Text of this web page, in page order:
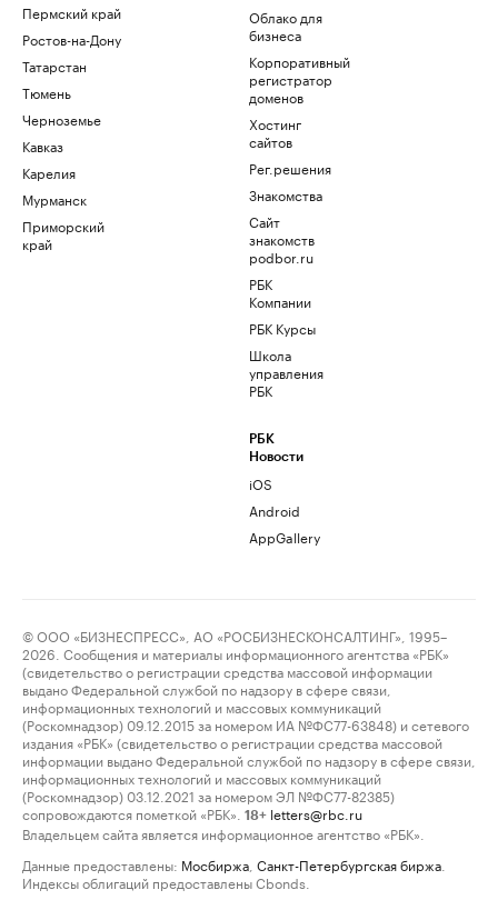
Пермский край
Ростов-на-Дону
Татарстан
Тюмень
Черноземье
Кавказ
Карелия
Мурманск
Приморский
край
Облако для
бизнеса
Корпоративный
регистратор
доменов
Хостинг
сайтов
Рег.решения
Знакомства
Сайт
знакомств
podbor.ru
РБК
Компании
РБК Курсы
Школа
управления
РБК
РБК
Новости
iOS
Android
AppGallery
© ООО «БИЗНЕСПРЕСС», АО «РОСБИЗНЕСКОНСАЛТИНГ», 1995–
2026. Сообщения и материалы информационного агентства «РБК»
(свидетельство о регистрации средства массовой информации
выдано Федеральной службой по надзору в сфере связи,
информационных технологий и массовых коммуникаций
(Роскомнадзор) 09.12.2015 за номером ИА №ФС77-63848) и сетевого
издания «РБК» (свидетельство о регистрации средства массовой
информации выдано Федеральной службой по надзору в сфере связи,
информационных технологий и массовых коммуникаций
(Роскомнадзор) 03.12.2021 за номером ЭЛ №ФС77-82385)
сопровождаются пометкой «РБК».
18+ letters@rbc.ru
Владельцем сайта является информационное агентство «РБК».
Данные предоставлены: Мосбиржа Санкт-Петербургская биржа
Индексы облигаций предоставлены Cbonds.